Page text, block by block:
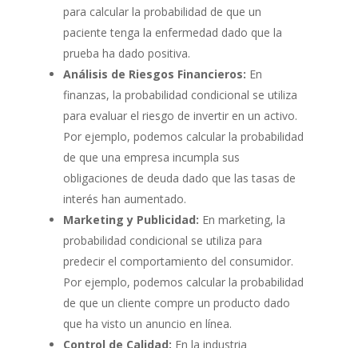
para calcular la probabilidad de que un
paciente tenga la enfermedad dado que la
prueba ha dado positiva.
Análisis de Riesgos Financieros: En
finanzas, la probabilidad condicional se utiliza
para evaluar el riesgo de invertir en un activo.
Por ejemplo, podemos calcular la probabilidad
de que una empresa incumpla sus
obligaciones de deuda dado que las tasas de
interés han aumentado.
Marketing y Publicidad: En marketing, la
probabilidad condicional se utiliza para
predecir el comportamiento del consumidor.
Por ejemplo, podemos calcular la probabilidad
de que un cliente compre un producto dado
que ha visto un anuncio en línea.
Control de Calidad: En la industria